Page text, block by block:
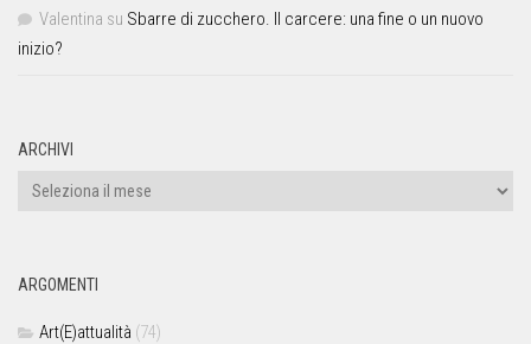
Valentina su Sbarre di zucchero. Il carcere: una fine o un nuovo
inizio?
ARCHIVI
ARGOMENTI
Art(E)attualità (74)